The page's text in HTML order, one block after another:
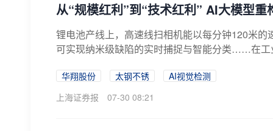
从“规模红利”到“技术红利” AI大模型重
锂电池产线上，高速线扫相机能以每分钟120米
可实现纳米级缺陷的实时捕捉与智能分类……在
华翔股份 太钢不锈
AI视觉检测
上海证券报
07-30 08:21